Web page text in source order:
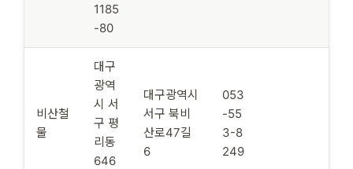
1185
-80
비산철
물
대구
광역
시 서
구 평
리동
646
대구광역시
서구 북비
산로47길
6
053
-55
3-8
249